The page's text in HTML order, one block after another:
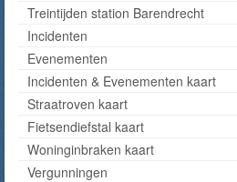
Treintijden station Barendrecht
Incidenten
Evenementen
Incidenten & Evenementen kaart
Straatroven kaart
Fietsendiefstal kaart
Woninginbraken kaart
Vergunningen